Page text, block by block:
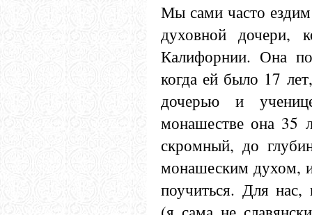
Мы сами часто
духовной дочери,
Калифорнии. Она
когда ей было 17
дочерью и
монашестве она 35
скромный, до
монашеским духом,
поучиться. Для нас,